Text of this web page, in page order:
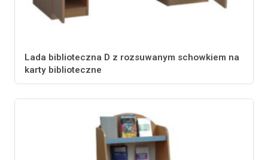
Lada biblioteczna D z rozsuwanym schowkiem na
karty biblioteczne